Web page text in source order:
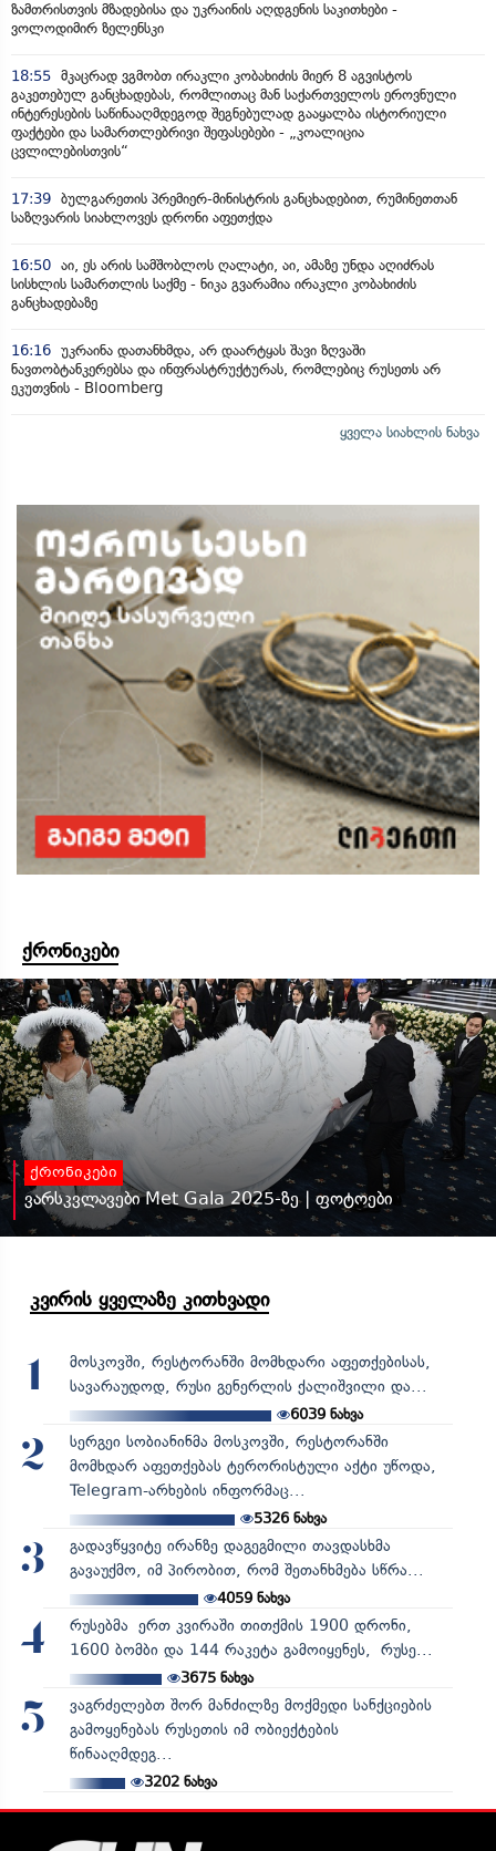
ზამთრისთვის მზადებისა და უკრაინის აღდგენის საკითხები -
ვოლოდიმირ ზელენსკი
18:55 მკაცრად ვგმობთ ირაკლი კობახიძის მიერ 8 აგვისტოს
გაკეთებულ განცხადებას, რომლითაც მან საქართველოს ეროვნული
ინტერესების საწინააღმდეგოდ შეგნებულად გააყალბა ისტორიული
ფაქტები და სამართლებრივი შეფასებები - „კოალიცია
ცვლილებისთვის“
17:39 ბულგარეთის პრემიერ-მინისტრის განცხადებით, რუმინეთთან
საზღვარის სიახლოვეს დრონი აფეთქდა
16:50 აი, ეს არის სამშობლოს ღალატი, აი, ამაზე უნდა აღიძრას
სისხლის სამართლის საქმე - ნიკა გვარამია ირაკლი კობახიძის
განცხადებაზე
16:16 უკრაინა დათანხმდა, არ დაარტყას შავი ზღვაში
ნავთობტანკერებსა და ინფრასტრუქტურას, რომლებიც რუსეთს არ
ეკუთვნის - Bloomberg
ყველა სიახლის ნახვა
ქრონიკები
ქრონიკები
ვარსკვლავები Met Gala 2025-ზე | ფოტოები
კვირის ყველაზე კითხვადი
1
მოსკოვში, რესტორანში მომხდარი აფეთქებისას,
სავარაუდოდ, რუსი გენერლის ქალიშვილი და...
6039 ნახვა
2
სერგეი სობიანინმა მოსკოვში, რესტორანში
მომხდარ აფეთქებას ტერორისტული აქტი უწოდა,
Telegram-არხების ინფორმაც...
5326ნახვა
3
გადავწყვიტე ირანზე დაგეგმილი თავდასხმა
გავაუქმო, იმ პირობით, რომ შეთანხმება სწრა...
4059ნახვა
4
რუსებმა ერთ კვირაში თითქმის 1900 დრონი,
1600 ბომბი და 144 რაკეტა გამოიყენეს, რუსე...
3675ნახვა
5
ვაგრძელებთ შორ მანძილზე მოქმედი სანქციების
გამოყენებას რუსეთის იმ ობიექტების
წინააღმდეგ...
3202ნახვა